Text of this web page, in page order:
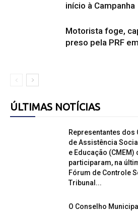
início à Campanha
Motorista foge,
preso pela PRF
ÚLTIMAS NOTÍCIAS
Representantes
de Assistência
e Educação
participaram, na
Fórum de Controle
Tribunal...
O Conselho